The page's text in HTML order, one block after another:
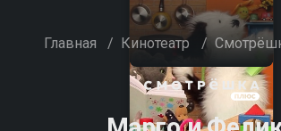
Главная / Кинотеатр /